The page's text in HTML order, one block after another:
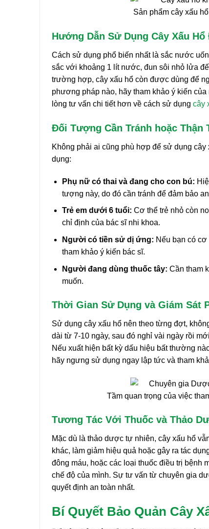
Sản phẩm cây xấu
Hướng Dẫn Sử Dụng Cây Xấu Hổ
Cách sử dụng phổ biến nhất là sắc nước
sắc với khoảng 1 lít nước, đun sôi nhỏ lửa
trường hợp, cây xấu hổ còn được dùng để
phương pháp nào, hãy tham khảo ý kiến
lòng tư vấn chi tiết hơn về cách sử dụng cây
Đối Tượng Cần Tránh hoặc Thận
Không phải ai cũng phù hợp để sử dụng
dụng:
Phụ nữ có thai và đang cho con bú:
tượng này, do đó cần tránh để đảm bảo
Trẻ em dưới 6 tuổi: Cơ thể trẻ nhỏ còn
chỉ định của bác sĩ nhi khoa.
Người có tiền sử dị ứng: Nếu bạn có
tham khảo ý kiến bác sĩ.
Người đang dùng thuốc tây: Cần tham
muốn.
Thời Gian Sử Dụng và Giám Sát
Sử dụng cây xấu hổ nên theo từng đợt,
dài từ 7-10 ngày, sau đó nghỉ vài ngày rồi
Nếu xuất hiện bất kỳ dấu hiệu bất thường
hãy ngưng sử dụng ngay lập tức và tham
Tầm quan trọng của việc
Tương Tác Với Thuốc và Thảo
Mặc dù là thảo dược tự nhiên, cây xấu hổ
khác, làm giảm hiệu quả hoặc gây ra tác
đông máu, hoặc các loại thuốc điều trị bệnh
chế độ của mình. Sự tư vấn từ chuyên gia
quyết định an toàn nhất.
Bí Quyết Bảo Quản Cây